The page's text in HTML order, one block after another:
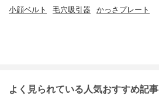
小顔ベルト 毛穴吸引器 かっさプレート
よく見られている人気おすすめ記事